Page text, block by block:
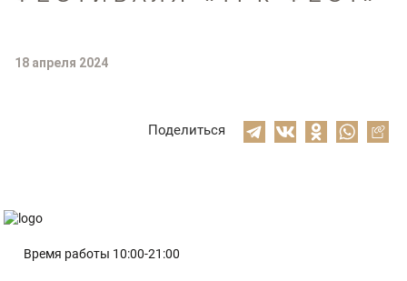
18 апреля 2024
Поделиться
Время работы 10:00-21:00